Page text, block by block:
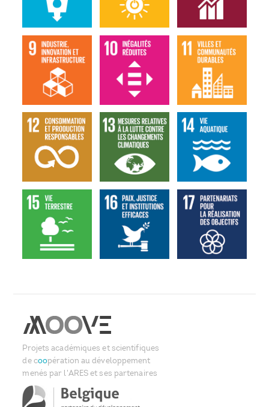
Projets académiques et scientifiques
de coopération au développement
menés par l'ARES et ses partenaires